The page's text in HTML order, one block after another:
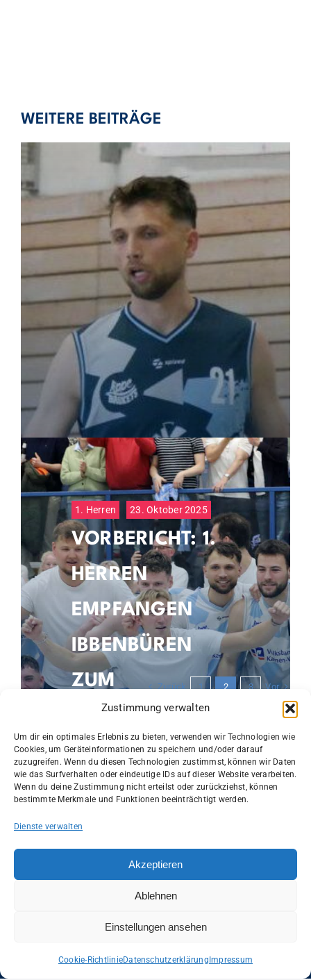
Zustimmung verwalten
Um dir ein optimales Erlebnis zu bieten, verwenden wir Technologien wie
Cookies, um Geräteinformationen zu speichern und/oder darauf
zuzugreifen. Wenn du diesen Technologien zustimmst, können wir Daten
wie das Surfverhalten oder eindeutige IDs auf dieser Website verarbeiten.
Wenn du deine Zustimmung nicht erteilst oder zurückziehst, können
bestimmte Merkmale und Funktionen beeinträchtigt werden.
Dienste verwalten
Akzeptieren
Ablehnen
Einstellungen ansehen
Cookie-RichtlinieDatenschutzerklärung Impressum
WEITERE BEITRÄGE
1. Herren 23. Oktober 2025
VORBERICHT: 1.
HERREN
EMPFANGEN
IBBENBÜREN
ZUM
FREITAGABENDSPIEL
1. Herren , News 23. März 2026
NACHBERICHT H1:
UBC MÜNSTER 2
Zurück 1 2 3 Vor